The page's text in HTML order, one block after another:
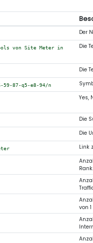
Der
von Site Meter in
Die
Die
87-q5-e8-94/n
Yes,
Die
Die
Link
Rank.
von